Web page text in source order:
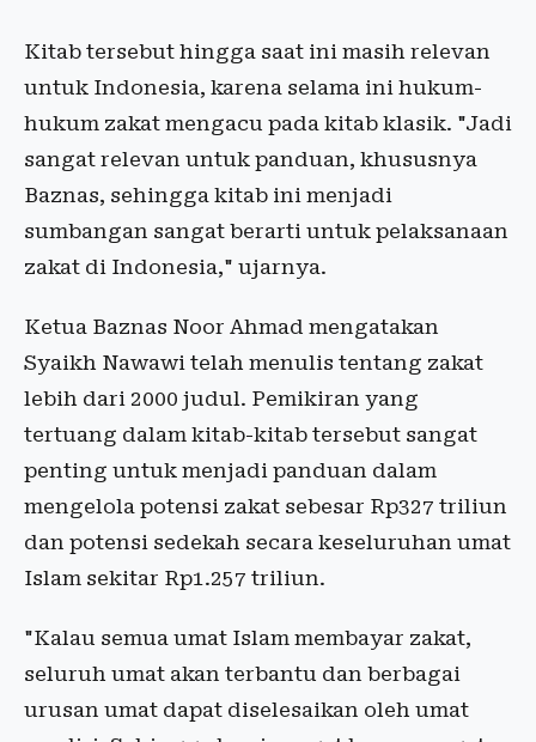
Kitab tersebut hingga saat ini masih relevan
untuk Indonesia, karena selama ini hukum-
hukum zakat mengacu pada kitab klasik. "Jadi
sangat relevan untuk panduan, khususnya
Baznas, sehingga kitab ini menjadi
sumbangan sangat berarti untuk pelaksanaan
zakat di Indonesia," ujarnya.
Ketua Baznas Noor Ahmad mengatakan
Syaikh Nawawi telah menulis tentang zakat
lebih dari 2000 judul. Pemikiran yang
tertuang dalam kitab-kitab tersebut sangat
penting untuk menjadi panduan dalam
mengelola potensi zakat sebesar Rp327 triliun
dan potensi sedekah secara keseluruhan umat
Islam sekitar Rp1.257 triliun.
"Kalau semua umat Islam membayar zakat,
seluruh umat akan terbantu dan berbagai
urusan umat dapat diselesaikan oleh umat